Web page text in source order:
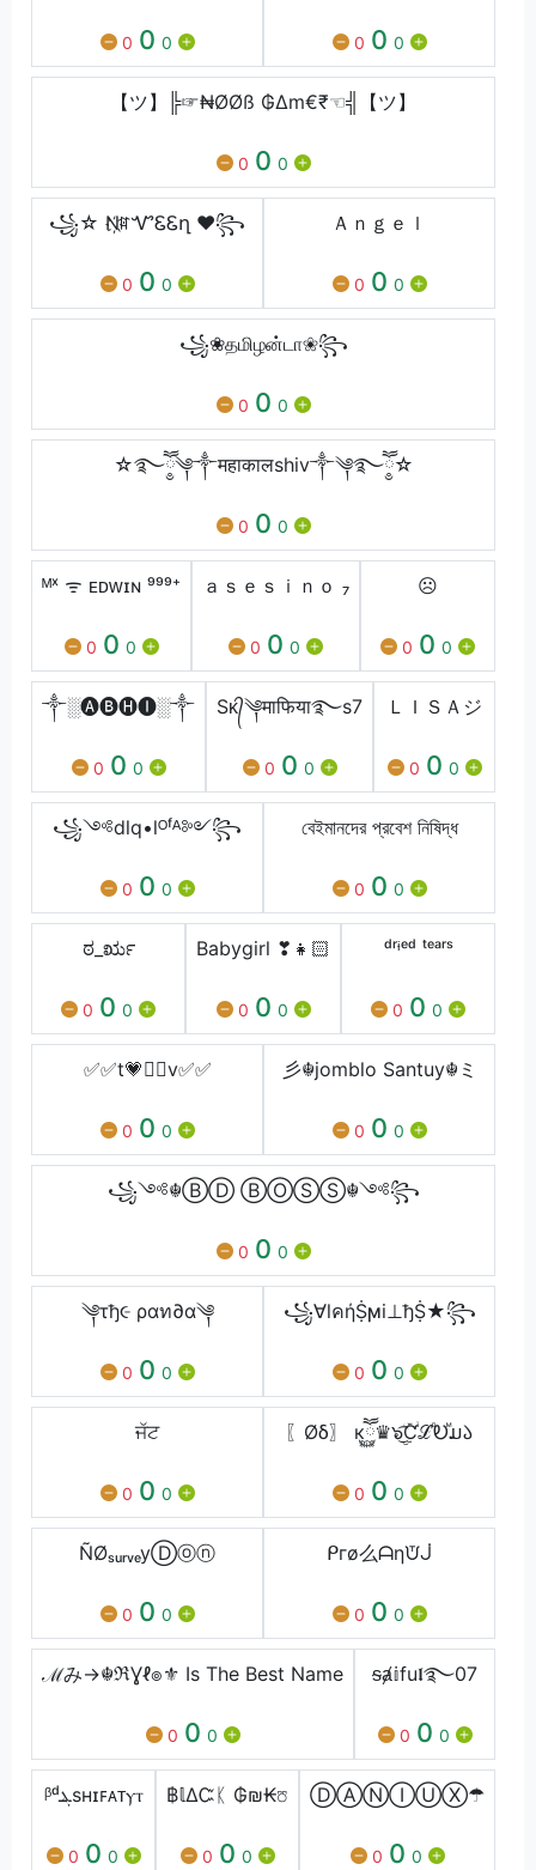
0 0 0 0 0 0
【ツ】╠☞₦ØØß ₲∆m€₹☜╣【ツ】
0 0 0
꧁☆ N҉ꍏᏉᏋᏋղ ♥꧂
0 0 0
Ａｎｇｅｌ
0 0 0
꧁❀தமிழன்டா❀꧂
0 0 0
☆࿐ཽ༵༆༒महाकालshiv༒༆࿐ཽ༵☆
0 0 0
ᴹˣ ᯤ ᴇᴅᴡɪɴ ⁹⁹⁹⁺
0 0 0
ａｓｅｓｉｎｏ ₇
0 0 0
☹︎
0 0 0
༒░🅐🅑🅗🅘░༒
0 0 0
Sᴋ᭄༆माफिया࿐s7
0 0 0
ＬＩＳＡジ
0 0 0
꧁༺dlq•lᴼᶠᴬ༻꧂
0 0 0
বেইমানদের প্রবেশ নিষিদ্ধ
0 0 0
ಠ_ರೃ
0 0 0
Babygirl ❣👧🏻
0 0 0
ᵈʳᶤᵉᵈ ᵗᵉᵃʳˢ
0 0 0
✅✅t💗🚶‍♀️v✅✅
0 0 0
彡☬jomblo Santuy☬ミ
0 0 0
꧁༺☬ⒷⒹ ⒷⓄⓈⓈ☬༺꧂
0 0 0
༆τђ૯ ραท∂α༆
0 0 0
꧁∀lคήṨϻi⊥ђṨ★꧂
0 0 0
ਜੱਟ
0 0 0
〖Øδ〗 кཽ࿆♛๖ۣۜ͜͡ƇꙶℒⷣᎧⷨມ𑁬
0 0 0
ÑØₛᵤᵣᵥₑyⒹⓞⓝ
0 0 0
ᑭгø么ᗩηᙈᒎ
0 0 0
ℳみ→☬ℜƔℓ๏⚜ Is The Best Name
0 0 0
ᵴⱥ𝕚fu𝖑࿐07
0 0 0
ᵝᵈܔsʜɪꜰᴀᴛㅤⲩⲧ
0 0 0
฿𝕝ΔᏨᛕ ₲₪₭℧
0 0 0
Ⓓ︎Ⓐ︎Ⓝ︎Ⓘ︎Ⓤ︎Ⓧ︎☂︎
0 0 0